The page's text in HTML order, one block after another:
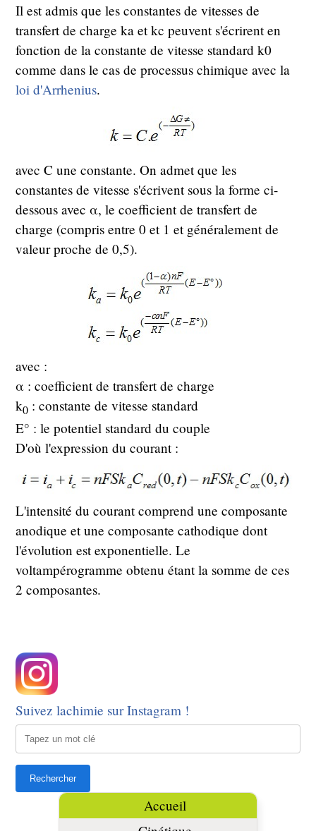
Il est admis que les constantes de vitesses de
transfert de charge ka et kc peuvent s'écrirent en
fonction de la constante de vitesse standard k0
comme dans le cas de processus chimique avec la
loi d'Arrhenius.
avec C une constante. On admet que les
constantes de vitesse s'écrivent sous la forme ci-
dessous avec α, le coefficient de transfert de
charge (compris entre 0 et 1 et généralement de
valeur proche de 0,5).
avec :
α : coefficient de transfert de charge
k0 : constante de vitesse standard
E° : le potentiel standard du couple
D'où l'expression du courant :
L'intensité du courant comprend une composante
anodique et une composante cathodique dont
l'évolution est exponentielle. Le
voltampérogramme obtenu étant la somme de ces
2 composantes.
Suivez lachimie sur Instagram !
Accueil